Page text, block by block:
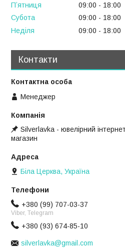
Пʼятниця
09:00
18:00
Субота
09:00
18:00
Неділя
09:00 18:00
Контакти
Менеджер
Silverlavka - ювелірний
магазин
Біла Церква, Україна
+380 (99) 707-03-37
Viber, Telegram
+380 (93) 674-85-10
silverlavka@gmail.com